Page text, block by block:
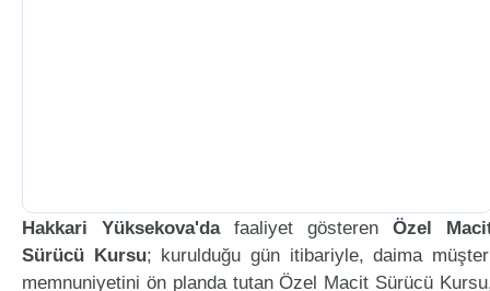
Hakkari Yüksekova'dafaaliyet gösteren Özel
Sürücü Kursu; kurulduğu gün itibariyle, daima
memnuniyetini ön planda tutan Özel Macit Sürücü